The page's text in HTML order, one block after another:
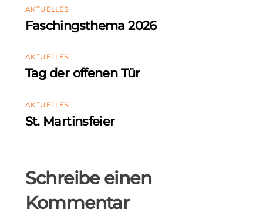
AKTUELLES
Faschingsthema 2026
AKTUELLES
Tag der offenen Tür
AKTUELLES
St. Martinsfeier
Schreibe einen
Kommentar